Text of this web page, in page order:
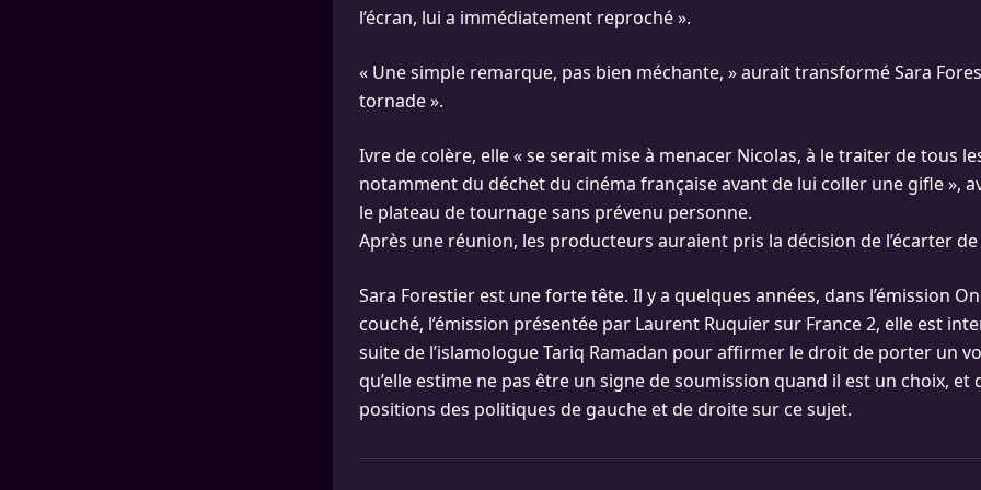
l’écran, lui a immédiatement reproché ».
« Une simple remarque, pas bien méchante, » aurait transformé Sara
tornade ».
Ivre de colère, elle « se serait mise à menacer Nicolas, à le traiter de tous
notamment du déchet du cinéma française avant de lui coller une gifle »,
le plateau de tournage sans prévenu personne.
Après une réunion, les producteurs auraient pris la décision de l’écarter
Sara Forestier est une forte tête. Il y a quelques années, dans l’émission On
couché, l’émission présentée par Laurent Ruquier sur France 2, elle est
suite de l’islamologue Tariq Ramadan pour affirmer le droit de porter un
qu’elle estime ne pas être un signe de soumission quand il est un choix, et
positions des politiques de gauche et de droite sur ce sujet.